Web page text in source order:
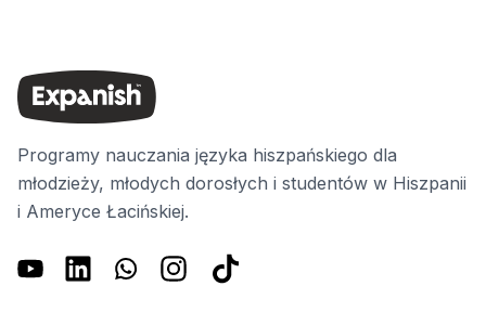
Programy nauczania języka hiszpańskiego dla
młodzieży, młodych dorosłych i studentów w Hiszpanii
i Ameryce Łacińskiej.